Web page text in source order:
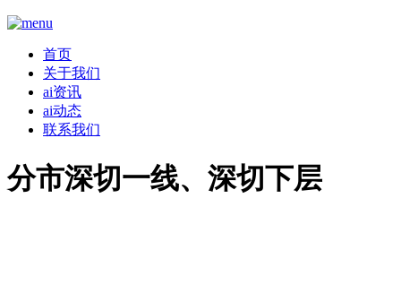
首页
关于我们
ai资讯
ai动态
联系我们
分市深切一线、深切下层